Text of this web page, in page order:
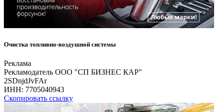
Очистка топливно-воздушной системы
Реклама
Рекламодатель ООО "СП БИЗНЕС КАР"
2SDnjdJvFAr
ИНН: 7705040943
Скопировать ссылку